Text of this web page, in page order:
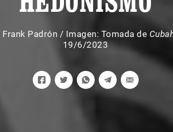
Frank Padrón / Imagen: Tomada de
19/6/2023